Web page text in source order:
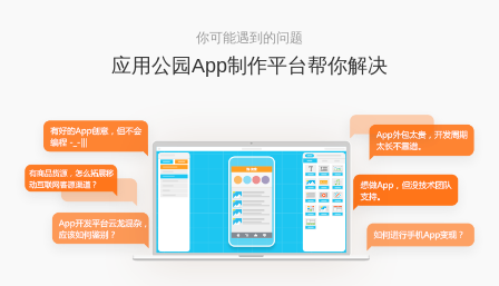
你可能遇到的问题
应用公园App制作平台帮你解决